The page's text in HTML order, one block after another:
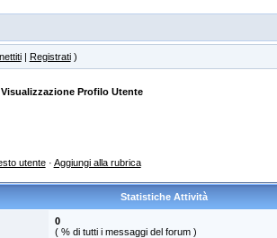
| Registrati)
Profilo Utente
utente· Aggiungi alla rubrica
Statistiche Attività
0
( % di tutti i messaggi del forum )